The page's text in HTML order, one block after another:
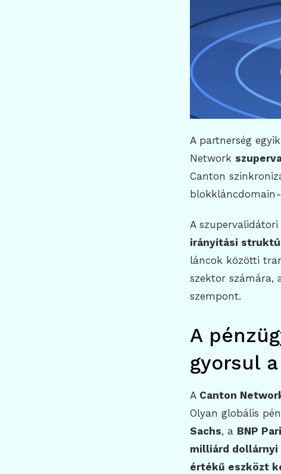
A partnerség
Network
Canton
A
irányítási
láncok közötti
szektor számára,
szempont.
A
gyorsul
A Canton
Olyan globális
Sachs, a BNP
milliárd
értékű eszközt